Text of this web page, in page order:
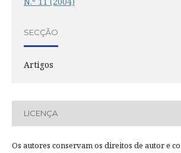
SECÇÃO
Artigos
LICENÇA
Os autores conservam os direitos de autor e